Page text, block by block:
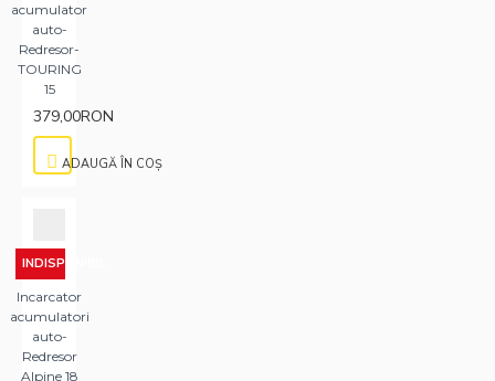
acumulator
auto-
Redresor-
TOURING
15
379,00RON
ADAUGĂ ÎN COŞ
INDISPONIBIL
Incarcator
acumulatori
auto-
Redresor
Alpine 18